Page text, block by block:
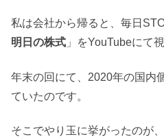
私は会社から帰ると、毎日
明日の株式 」をYouTubeにて
年末の回にて、2020年の国内
ていたのです。
そこでやり玉に挙がったのが、